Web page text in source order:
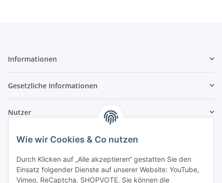
Wie wir Cookies & Co nutzen
Durch Klicken auf „Alle akzeptieren“ gestatten Sie den
Einsatz folgender Dienste auf unserer Website: YouTube,
Vimeo, ReCaptcha, SHOPVOTE. Sie können die
Informationen
Gesetzliche Informationen
Nutzer